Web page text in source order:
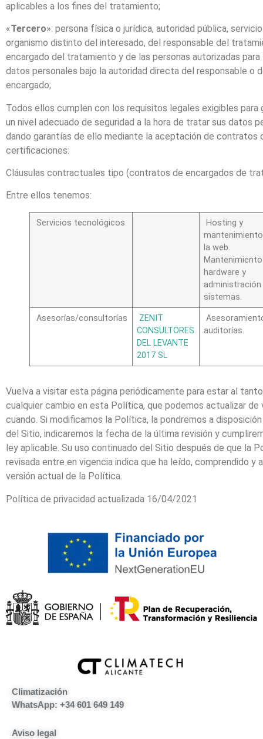
aplicables a los fines del tratamiento;
«Tercero»: persona física o jurídica, autoridad pública,
organismo distinto del interesado, del responsable del
encargado del tratamiento y de las personas autorizadas
datos personales bajo la autoridad directa del responsable o
encargado;
Todos ellos cumplen con los requisitos legales exigibles para
un nivel adecuado de seguridad a la hora de tratar sus datos
dando garantías de ello mediante la aceptación de contratos
certificaciones:
Cláusulas contractuales tipo (contratos de encargados de
Entre ellos tenemos:
Servicios tecnológicos
Hosting y
la web.
Mantenimiento
hardware y
administración
sistemas.
Asesorías/consultorías
ZENIT
CONSULTORES
DEL LEVANTE
2017 SL
auditorías.
Vuelva a visitar esta página periódicamente para estar al
cualquier cambio en esta Política, que podemos actualizar de
cuando. Si modificamos la Política, la pondremos a
del Sitio, indicaremos la fecha de la última revisión y
ley aplicable. Su uso continuado del Sitio después de que la
revisada entre en vigencia indica que ha leído, comprendido y
versión actual de la Política.
Política de privacidad actualizada 16/04/2021
Climatización
WhatsApp: +34 601 649 149
Aviso legal